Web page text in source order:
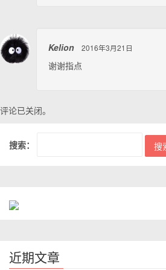
Kelion 2016年3月21日
谢谢指点
评论已关闭。
搜索：
近期文章